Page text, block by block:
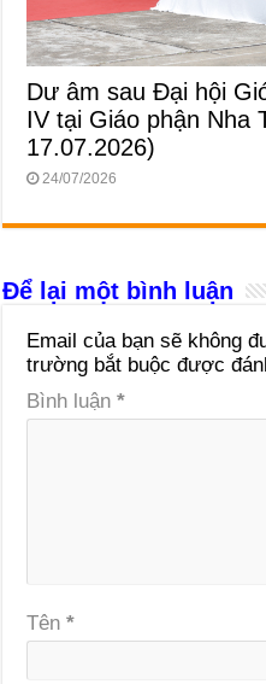
Dư âm sau Đại hội
IV tại Giáo phận Nha
17.07.2026)
24/07/2026
Để lại một bình luận
Email của bạn sẽ không
trường bắt buộc được
Bình luận*
Tên*